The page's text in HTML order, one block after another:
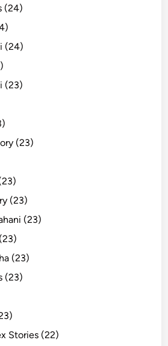
(24)
(24)
(23)
(23)
(23)
(23)
(23)
(23)
Stories (22)